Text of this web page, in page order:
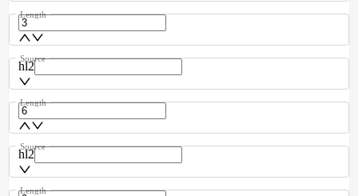
Length
hl2
Source
Length
hl2
Source
Length